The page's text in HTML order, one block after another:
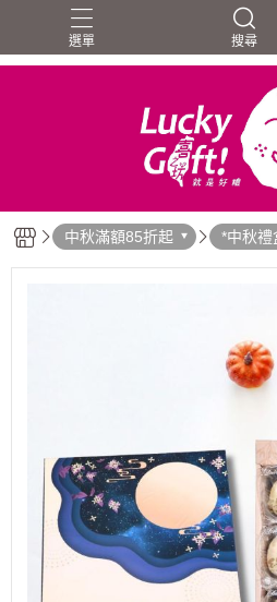
選單 搜尋
中秋滿額85折起
*中秋禮
盒